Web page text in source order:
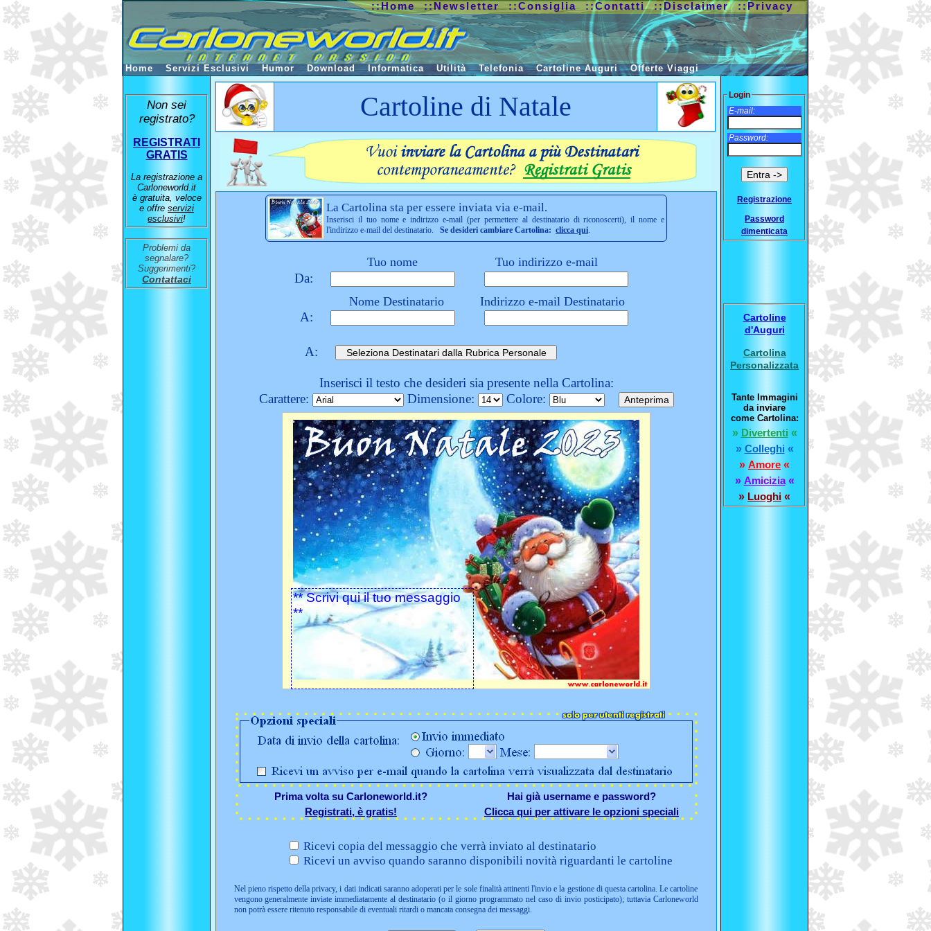
Cartoline di Natale
La Cartolina sta per essere inviata via e-mail.
Inserisci il tuo nome e indirizzo e-mail (per permettere al destinatario di riconoscerti), il nome e
l'indirizzo e-mail del destinatario. Se desideri cambiare Cartolina: clicca qui.
Tuo nome Tuo indirizzo e-mail
Da:
Nome Destinatario Indirizzo e-mail Destinatario
A:
A:
Inserisci il testo che desideri sia presente nella Cartolina:
Carattere:
Dimensione: Colore:
Prima volta su Carloneworld.it?
Registrati, è gratis!
Hai già username e password?
Clicca qui per attivare le opzioni speciali
Ricevi copia del messaggio che verrà inviato al destinatario
Ricevi un avviso quando saranno disponibili novità riguardanti le cartoline
Nel pieno rispetto della privacy, i dati indicati saranno adoperati per le sole finalità attinenti l'invio e la gestione di questa cartolina. Le cartoline
vengono generalmente inviate immediatamente al destinatario (o il giorno programmato nel caso di invio posticipato); tuttavia Carloneworld
non potrà essere ritenuto responsabile di eventuali ritardi o mancata consegna dei messaggi.
Non sei
registrato?
REGISTRATI
GRATIS
La registrazione a
Carloneworld.it
è gratuita, veloce
e offre servizi
esclusivi!
Problemi da
segnalare?
Suggerimenti?
Contattaci
Login
E-mail:
Password:
Registrazione
Password
dimenticata
Cartoline
d'Auguri
Cartolina
Personalizzata
Tante Immagini
da inviare
come Cartolina:
» Divertenti «
» Colleghi «
» Amore «
» Amicizia«
» Luoghi «
::Home ::Newsletter ::Consiglia ::Contatti ::Disclaimer ::Privacy
Home Servizi Esclusivi Humor Download Informatica Utilità Telefonia Cartoline Auguri Offerte Viaggi